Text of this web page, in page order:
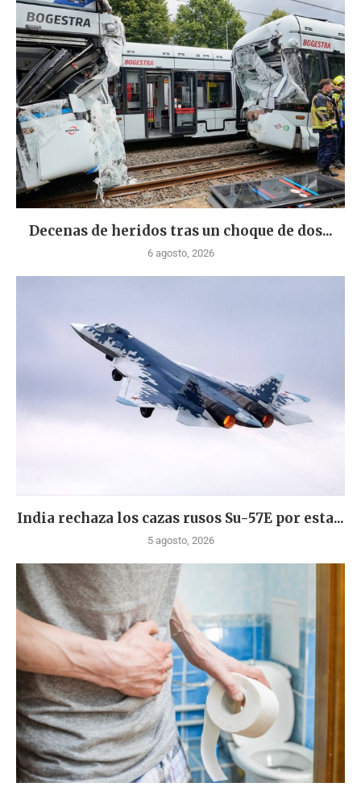
Decenas de heridos tras un choque de dos...
6 agosto, 2026
India rechaza los cazas rusos Su-57E por esta...
5 agosto, 2026